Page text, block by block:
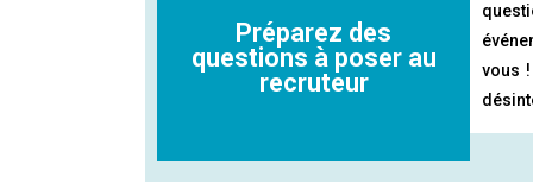
Préparez des
questions à poser au
recruteur​
vous